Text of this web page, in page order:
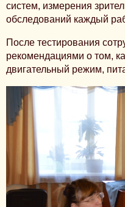
систем, измерения
обследований каждый
После тестирования
рекомендациями о том,
двигательный режим,